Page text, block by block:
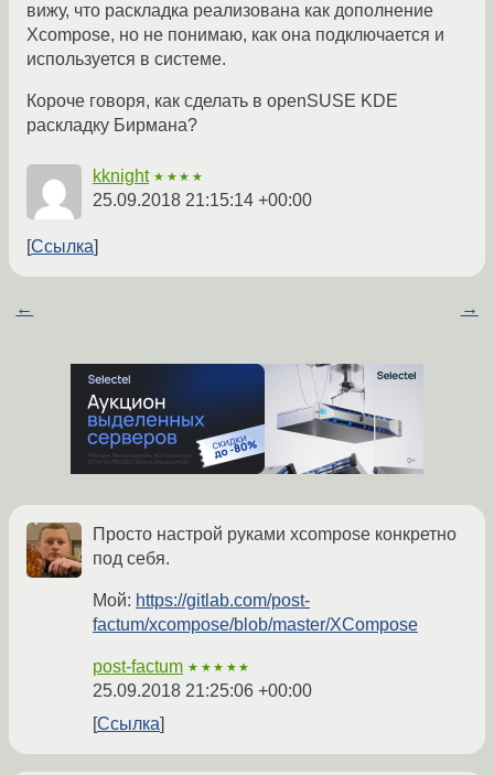
вижу, что раскладка реализована как дополнение
Xcompose, но не понимаю, как она подключается и
используется в системе.
Короче говоря, как сделать в openSUSE KDE
раскладку Бирмана?
kknight ★★★★
25.09.2018 21:15:14 +00:00
Ссылка
← →
Просто настрой руками xcompose конкретно
под себя.
Мой: https://gitlab.com/post-
factum/xcompose/blob/master/XCompose
post-factum ★★★★★
25.09.2018 21:25:06 +00:00
Ссылка